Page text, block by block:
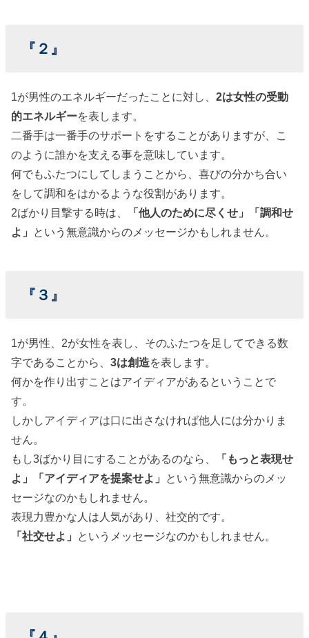
『２』
1が男性のエネルギーだったことに対し、2は女性の受動
的エネルギーを表します。
二番手は一番手のサポートをすることがありますが、こ
のように誰かを支える事を意味しています。
何でもふたつにしてしまうことから、喜びの分かち合い
をして調和をはかるような役割があります。
2ばかり目撃する時は、
「他人のために尽くせ」「調和せ
よ」 という無意識からのメッセージかもしれません。
『３』
1が男性、2が女性を表し、そのふたつを足してできる数
字であることから、3は創造を表します。
何かを作り出すことはアイディアがあるということで
す。
しかしアイディアは口に出さなければ他人には分かりま
せん。
もし3ばかり目にすることがあるのなら、
「もっと表現せ
よ」「アイディアを提案せよ」 という無意識からのメッ
セージなのかもしれません。
表現力豊かな人は人気があり、社交的です。
「社交せよ」 というメッセージなのかもしれません。